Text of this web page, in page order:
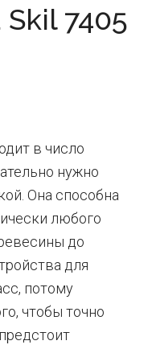
7405
в число
нужно
Она способна
любого
до
для
потому
чтобы точно